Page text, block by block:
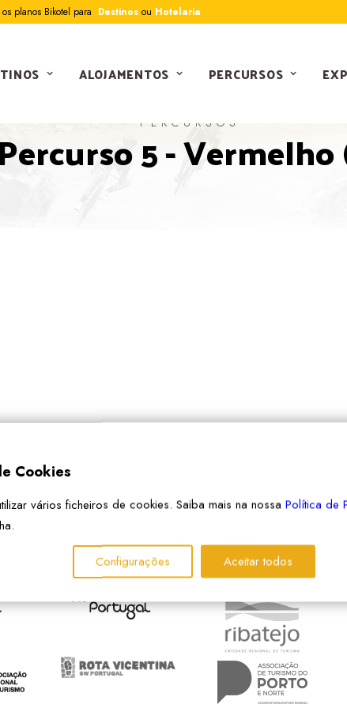
planos Bikotel para Destinos ou Hotelaria
ALOJAMENTOS PERCURSOS
PERCURSOS
5 -
PARCEIROS
Cookies
vários ficheiros de cookies. Saiba mais na nossa Política de
Configurações Aceitar todos